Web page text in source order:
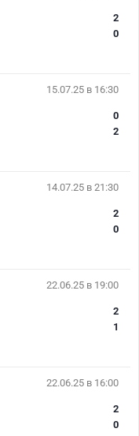
2
0
15.07.25 в 16:30
0
2
14.07.25 в 21:30
2
0
22.06.25 в 19:00
2
1
22.06.25 в 16:00
2
0